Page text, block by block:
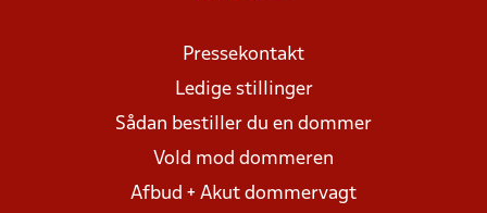
Pressekontakt
Ledige stillinger
Sådan bestiller du en dommer
Vold mod dommeren
Afbud + Akut dommervagt